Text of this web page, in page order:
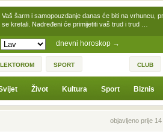
dnevni horoskop →
Vaš šarm i samopouzdanje danas će biti na vrhuncu,
se kretali. Nadređeni će primijetiti vaš trud i trud …
SPORT CLUB
Život Kultura Sport Biznis
Prethodna vijestobjavljeno prije